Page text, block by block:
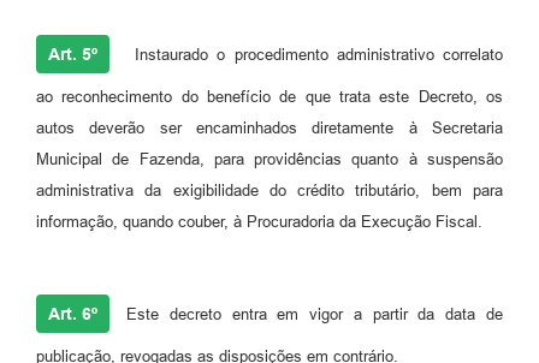
Art. 5º Instaurado o procedimento administrativo correlato
ao reconhecimento do benefício de que trata este Decreto, os
autos deverão ser encaminhados diretamente à Secretaria
Municipal de Fazenda, para providências quanto à suspensão
administrativa da exigibilidade do crédito tributário, bem para
informação, quando couber, à Procuradoria da Execução Fiscal.
Art. 6º Este decreto entra em vigor a partir da data de
publicação, revogadas as disposições em contrário.